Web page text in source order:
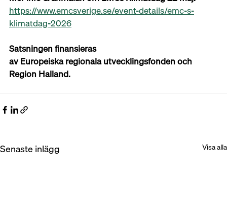
https://www.emcsverige.se/event-details/emc-s-
klimatdag-2026
Satsningen finansieras
av Europeiska regionala utvecklingsfonden och
Region Halland.
Senaste inlägg Visa alla